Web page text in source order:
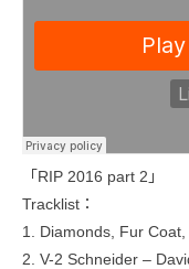
「RIP 2016 part 2」
Tracklist：
1. Diamonds, Fur
2. V-2 Schneider –